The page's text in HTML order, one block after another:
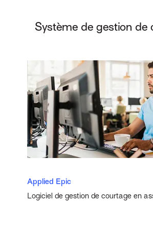
Système de gestion de
Applied Epic
Logiciel de gestion de courtage en